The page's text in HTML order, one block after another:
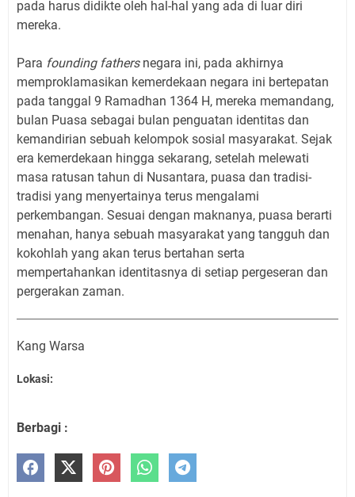
pada harus didikte oleh hal-hal yang ada di luar diri
mereka.
Para founding fathersnegara ini, pada akhirnya
memproklamasikan kemerdekaan negara ini bertepatan
pada tanggal 9 Ramadhan 1364 H, mereka memandang,
bulan Puasa sebagai bulan penguatan identitas dan
kemandirian sebuah kelompok sosial masyarakat. Sejak
era kemerdekaan hingga sekarang, setelah melewati
masa ratusan tahun di Nusantara, puasa dan tradisi-
tradisi yang menyertainya terus mengalami
perkembangan. Sesuai dengan maknanya, puasa berarti
menahan, hanya sebuah masyarakat yang tangguh dan
kokohlah yang akan terus bertahan serta
mempertahankan identitasnya di setiap pergeseran dan
pergerakan zaman.
Kang Warsa
Lokasi:
Berbagi :